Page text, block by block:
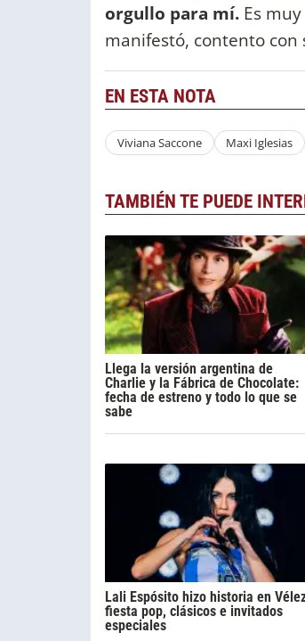
orgullo para mí. Es
manifestó, contento
EN ESTA NOTA
Viviana Saccone Maxi Iglesias
TAMBIÉN TE PUEDE
Llega la versión argentina de
Charlie y la Fábrica de Chocolate:
fecha de estreno y todo lo que se
sabe
Lali Espósito hizo historia en
fiesta pop, clásicos e invitados
especiales